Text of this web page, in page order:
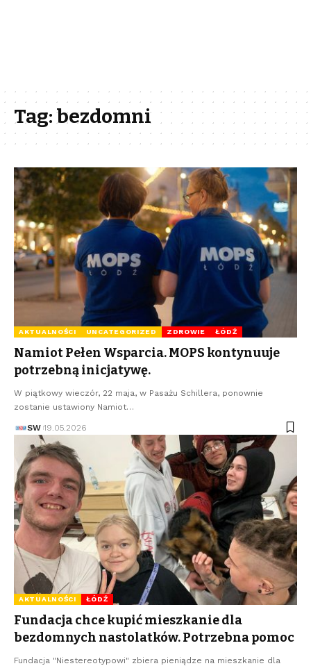
Tag:bezdomni
AKTUALNOŚCI UNCATEGORIZED ZDROWIE ŁÓDŹ
Namiot Pełen Wsparcia. MOPS kontynuuje
potrzebną inicjatywę.
W piątkowy wieczór, 22 maja, w Pasażu Schillera, ponownie
zostanie ustawiony Namiot…
SW 19.05.2026
AKTUALNOŚCI ŁÓDŹ
Fundacja chce kupić mieszkanie dla
bezdomnych nastolatków. Potrzebna pomoc
Fundacja "Niestereotypowi" zbiera pieniądze na mieszkanie dla